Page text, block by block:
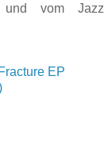
und vom Jazz
EP